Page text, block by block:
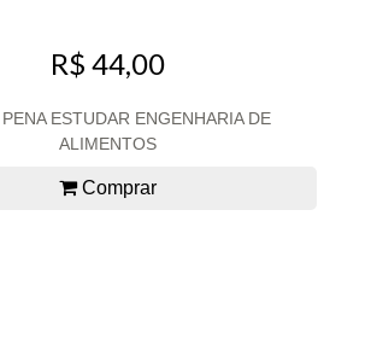
R$ 44,00
PENA ESTUDAR ENGENHARIA DE
ALIMENTOS
Comprar